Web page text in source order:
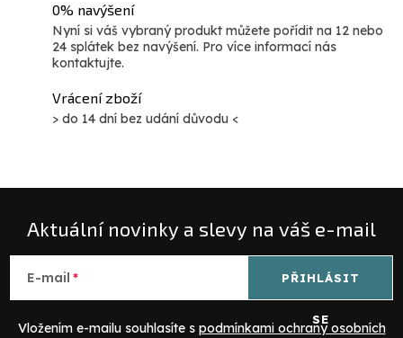
0% navýšení
Nyní si váš vybraný produkt můžete pořídit na 12 nebo
24 splátek bez navýšení. Pro více informací nás
kontaktujte.
Vrácení zboží
> do 14 dní bez udání důvodu <
Aktuální novinky a slevy na váš e-mail
E-mail
Vložením e-mailu souhlasíte s podmínkami ochrany osobních
PŘIHLÁSIT
SE